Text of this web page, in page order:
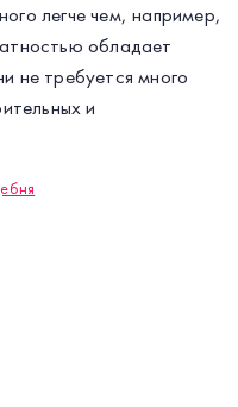
легче чем, например,
обладает
не требуется много
и